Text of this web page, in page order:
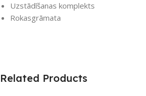
Uzstādīšanas komplekts
Rokasgrāmata
Related Products